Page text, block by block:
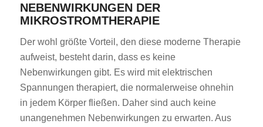
NEBENWIRKUNGEN DER
MIKROSTROMTHERAPIE
Der wohl größte Vorteil, den diese moderne Therapie
aufweist, besteht darin, dass es keine
Nebenwirkungen gibt. Es wird mit elektrischen
Spannungen therapiert, die normalerweise ohnehin
in jedem Körper fließen. Daher sind auch keine
unangenehmen Nebenwirkungen zu erwarten. Aus